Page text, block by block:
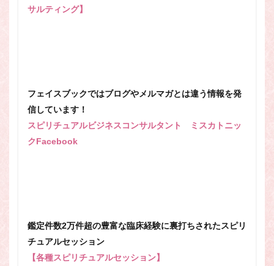
サルティング】
フェイスブックではブログやメルマガとは違う情報を発
信しています！
スピリチュアルビジネスコンサルタント ミスカトニッ
クFacebook
鑑定件数2万件超の豊富な臨床経験に裏打ちされたスピリ
チュアルセッション
【各種スピリチュアルセッション】